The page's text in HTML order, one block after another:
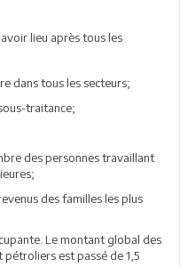
lieu après tous les
dans tous les secteurs;
traitance;
des personnes travaillant
des familles les plus
Le montant global des
est passé de 1,5